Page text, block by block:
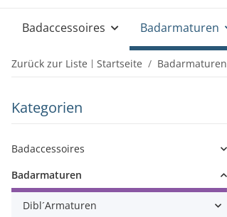
Badaccessoires Badarmaturen
Zurück zur Liste Startseite Badarmaturen
Kategorien
Badaccessoires
Badarmaturen
Dibl´Armaturen